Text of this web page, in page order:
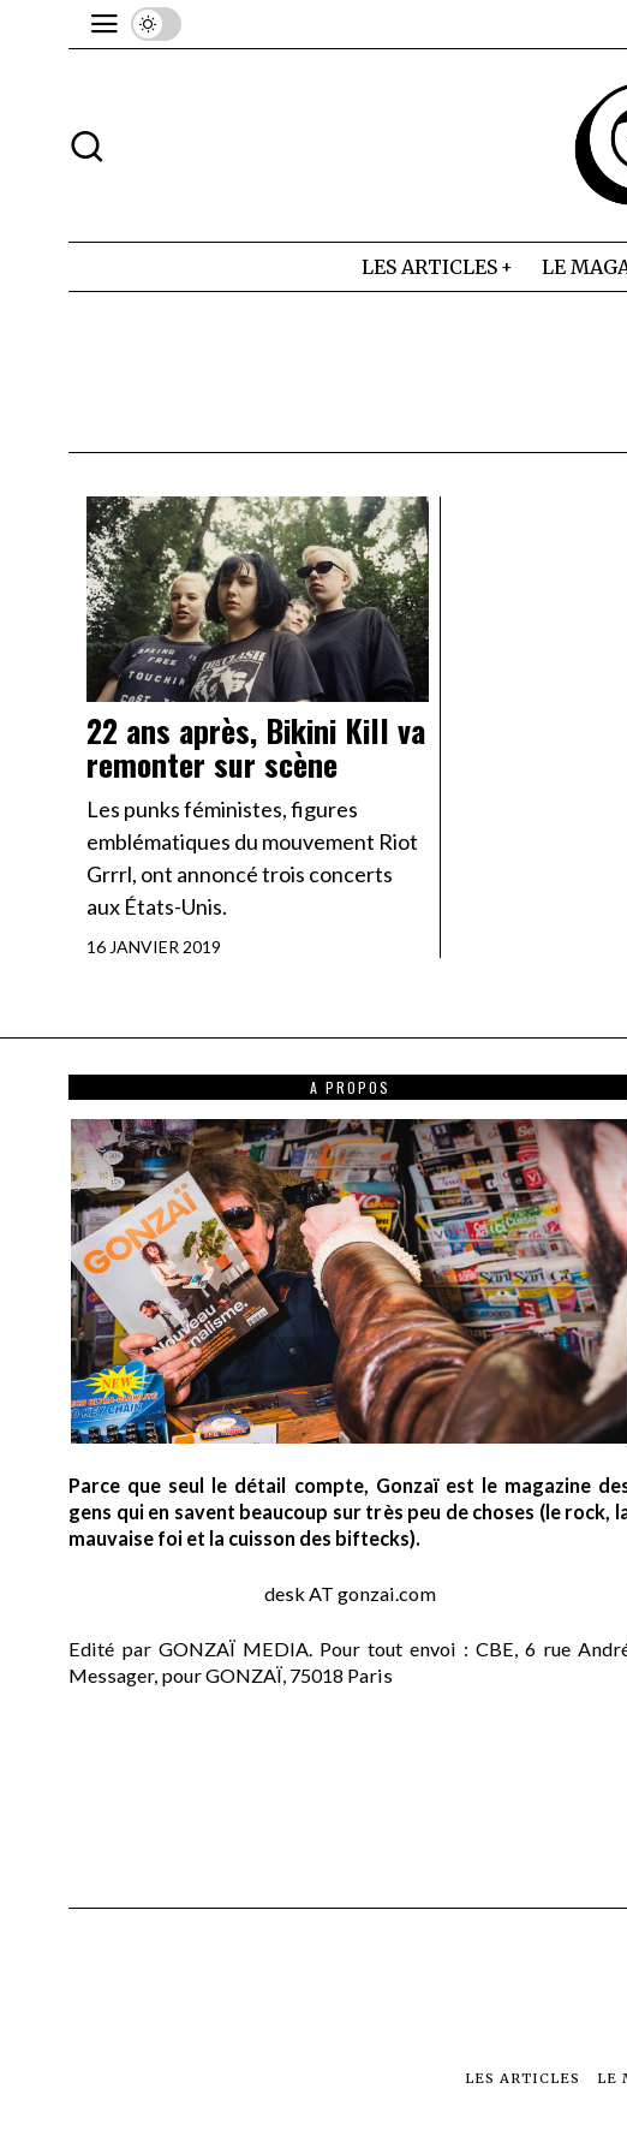
LES ARTICLES LE
22 ans après, Bikini Kill va
remonter sur scène
Les punks féministes, figures
emblématiques du mouvement Riot
Grrrl, ont annoncé trois concerts
aux États-Unis.
16 JANVIER 2019
A PROPOS
Parce que seul le détail compte, Gonzaï est le magazine
gens qui en savent beaucoup sur très peu de choses (le rock,
mauvaise foi et la cuisson des biftecks).
desk AT gonzai.com
Edité par GONZAÏ MEDIA. Pour tout envoi : CBE, 6 rue
Messager, pour GONZAÏ, 75018 Paris
LES ARTICLES LE